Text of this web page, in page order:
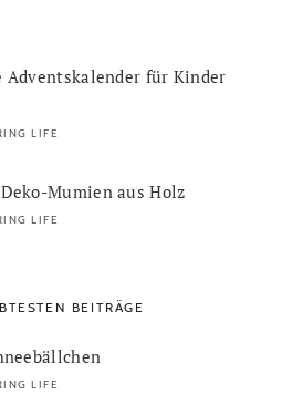
Adventskalender für Kinder
LIFE
Mumien aus Holz
LIFE
BEITRÄGE
LIFE